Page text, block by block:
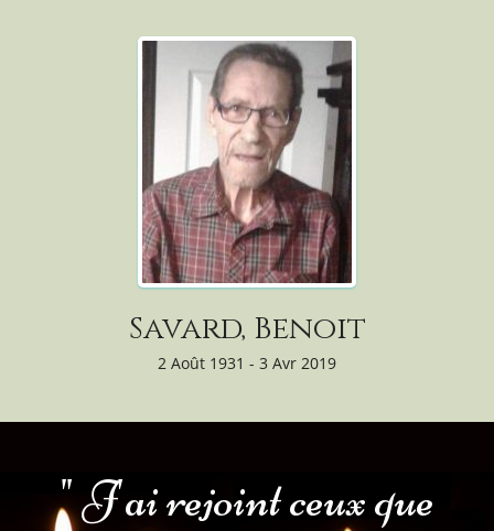
Savard, Benoit
2 Août 1931 - 3 Avr 2019
" J'ai rejoint ceux que